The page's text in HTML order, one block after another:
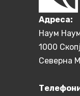
Aдреса:
Наум
1000
Северна